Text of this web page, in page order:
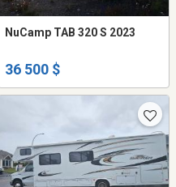
NuCamp TAB 320 S 2023
36 500 $